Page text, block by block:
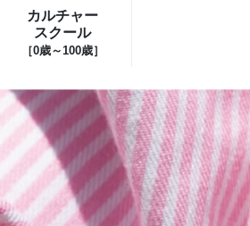
カルチャー
スクール
［0歳～100歳］